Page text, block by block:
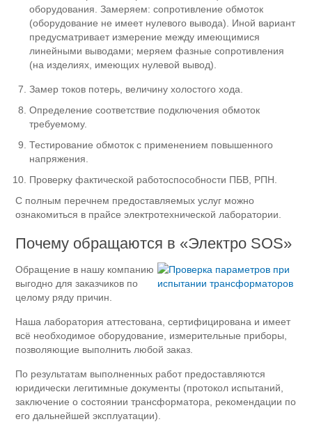
оборудования. Замеряем: сопротивление обмоток
(оборудование не имеет нулевого вывода). Иной вариант
предусматривает измерение между имеющимися
линейными выводами; меряем фазные сопротивления
(на изделиях, имеющих нулевой вывод).
Замер токов потерь, величину холостого хода.
Определение соответствие подключения обмоток
требуемому.
Тестирование обмоток с применением повышенного
напряжения.
Проверку фактической работоспособности ПБВ, РПН.
С полным перечнем предоставляемых услуг можно
ознакомиться в прайсе электротехнической лаборатории.
Почему обращаются в «Электро SOS»
Обращение в нашу компанию
выгодно для заказчиков по
целому ряду причин.
Наша лаборатория аттестована, сертифицирована и имеет
всё необходимое оборудование, измерительные приборы,
позволяющие выполнить любой заказ.
По результатам выполненных работ предоставляются
юридически легитимные документы (протокол испытаний,
заключение о состоянии трансформатора, рекомендации по
его дальнейшей эксплуатации).